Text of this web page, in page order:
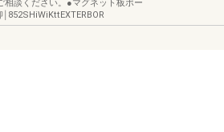
相談ください。●マグネット板ボー
852SHiWiKttEXTERBOR